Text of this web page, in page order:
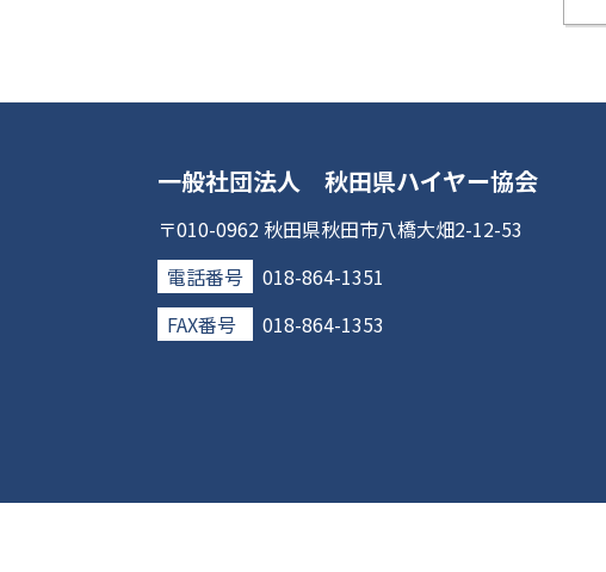
一般社団法人 秋田県ハイヤー協会
〒010-0962 秋田県秋田市八橋大畑2-12-53
電話番号
018-864-1351
FAX番号
018-864-1353